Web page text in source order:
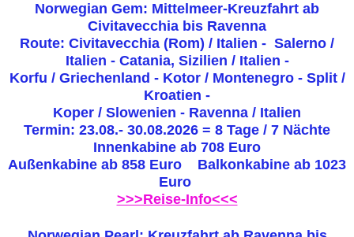
Norwegian Gem: Mittelmeer-Kreuzfahrt ab
Civitavecchia bis Ravenna
Route: Civitavecchia (Rom) / Italien - Salerno /
Italien - Catania, Sizilien / Italien -
Korfu / Griechenland - Kotor / Montenegro - Split /
Kroatien -
Koper / Slowenien - Ravenna / Italien
Termin: 23.08.- 30.08.2026 = 8 Tage / 7 Nächte
Innenkabine ab 708 Euro
Außenkabine ab 858 Euro Balkonkabine ab 1023
Euro
>>>Reise-Info<<<